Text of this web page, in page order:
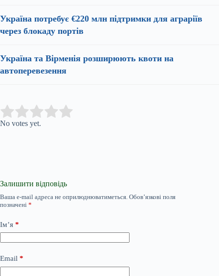
Україна потребує €220 млн підтримки для аграріїв
через блокаду портів
Україна та Вірменія розширюють квоти на
автоперевезення
Rate this item:
No votes yet.
Залишити відповідь
Ваша e-mail адреса не оприлюднюватиметься. Обов’язкові поля
позначені *
Ім’я *
Email *